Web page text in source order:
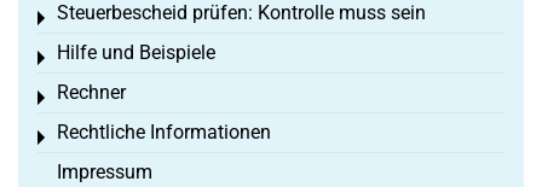
Steuerbescheid prüfen: Kontrolle muss sein
Toggle menu
Hilfe und Beispiele
Toggle menu
Rechner
Toggle menu
Rechtliche Informationen
Toggle menu
Impressum